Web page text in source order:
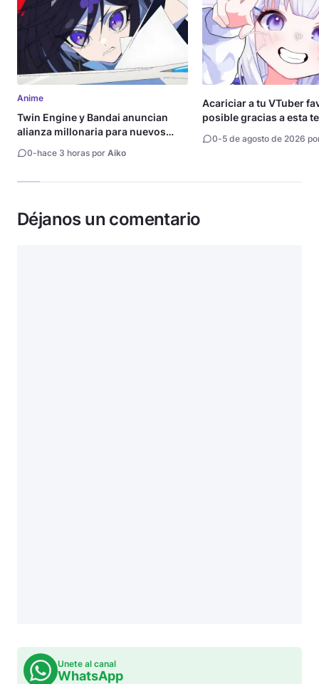
Anime
Twin Engine y Bandai anuncian
alianza millonaria para nuevos
0-hace 3 horas por Aiko
Acariciar a tu VTuber
posible gracias a esta
0-5 de agosto de 2026
Déjanos un comentario
Unete al canal
WhatsApp